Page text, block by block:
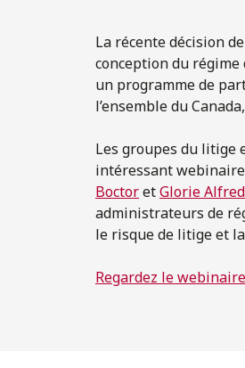
La récente décision
conception du régime
un programme de
l’ensemble du
Les groupes du litige
intéressant
BoctoretGlorie Alfred
administrateurs de
le risque de litige et
Regardez le